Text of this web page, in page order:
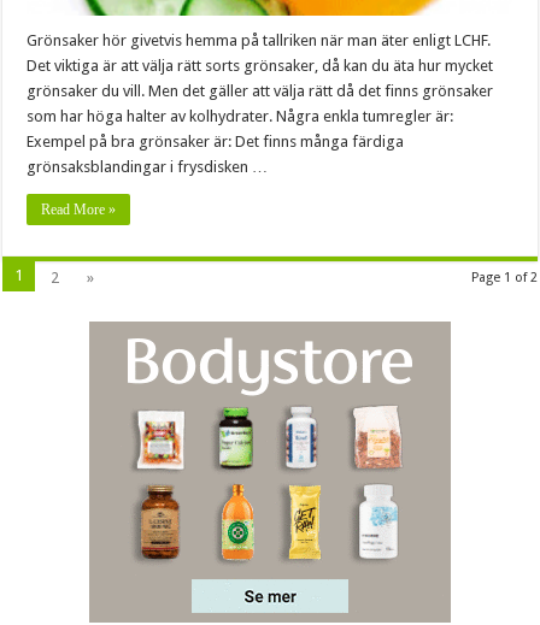
Grönsaker hör givetvis hemma på tallriken när man äter enligt LCHF.
Det viktiga är att välja rätt sorts grönsaker, då kan du äta hur mycket
grönsaker du vill. Men det gäller att välja rätt då det finns grönsaker
som har höga halter av kolhydrater. Några enkla tumregler är:
Exempel på bra grönsaker är: Det finns många färdiga
grönsaksblandingar i frysdisken …
Read More »
Page 1 of 2
1 2 »